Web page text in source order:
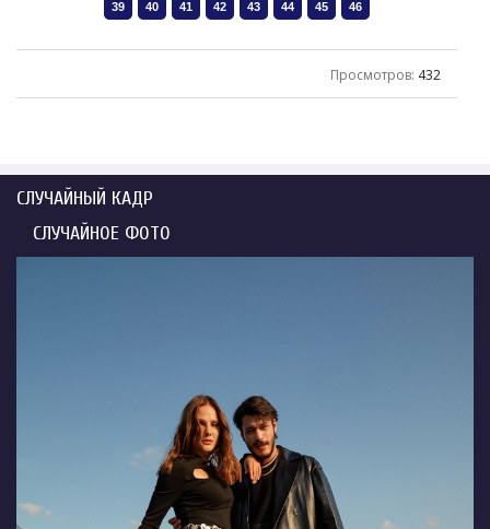
Просмотров: 432
СЛУЧАЙНЫЙ КАДР
СЛУЧАЙНОЕ ФОТО